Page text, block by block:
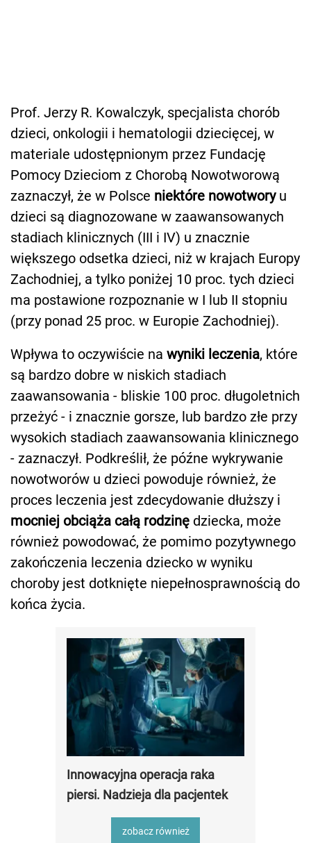
Prof. Jerzy R. Kowalczyk, specjalista chorób
dzieci, onkologii i hematologii dziecięcej, w
materiale udostępnionym przez Fundację
Pomocy Dzieciom z Chorobą Nowotworową
zaznaczył, że w Polsce niektóre nowotworyu
dzieci są diagnozowane w zaawansowanych
stadiach klinicznych (III i IV) u znacznie
większego odsetka dzieci, niż w krajach Europy
Zachodniej, a tylko poniżej 10 proc. tych dzieci
ma postawione rozpoznanie w I lub II stopniu
(przy ponad 25 proc. w Europie Zachodniej).
Wpływa to oczywiście na wyniki leczenia, które
są bardzo dobre w niskich stadiach
zaawansowania - bliskie 100 proc. długoletnich
przeżyć - i znacznie gorsze, lub bardzo złe przy
wysokich stadiach zaawansowania klinicznego
- zaznaczył. Podkreślił, że późne wykrywanie
nowotworów u dzieci powoduje również, że
proces leczenia jest zdecydowanie dłuższy i
mocniej obciąża całą rodzinę dziecka, może
również powodować, że pomimo pozytywnego
zakończenia leczenia dziecko w wyniku
choroby jest dotknięte niepełnosprawnością do
końca życia.
Innowacyjna operacja raka
piersi. Nadzieja dla pacjentek
zobacz również